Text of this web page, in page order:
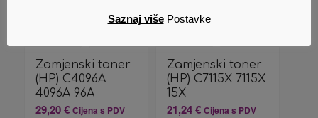
Zamjenski toner
(HP) C4096A
4096A 96A
29,20€ Cijena s PDV
Zamjenski toner
(HP) C7115X 7115X
15X
21,24€ Cijena s PDV
Saznaj više Postavke